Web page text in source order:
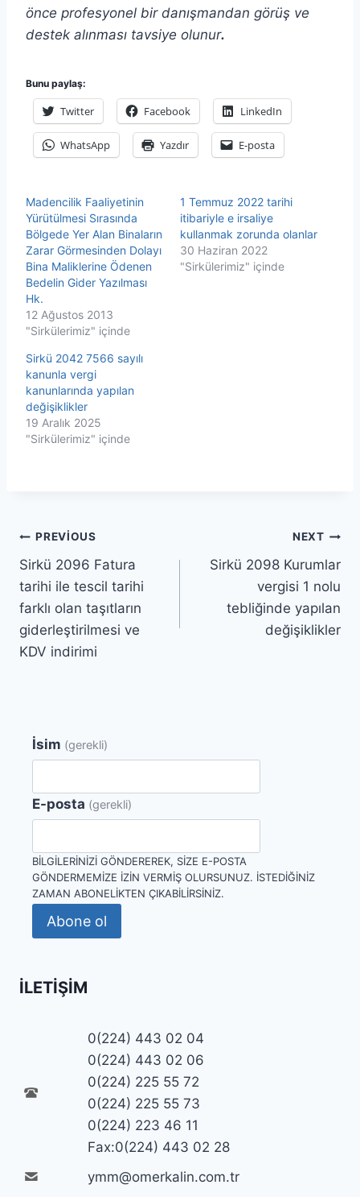
önce profesyonel bir danışmandan görüş ve
destek alınması tavsiye olunur.
Bunu paylaş:
Twitter Facebook LinkedIn
WhatsApp Yazdır E-posta
Madencilik Faaliyetinin
Yürütülmesi Sırasında
Bölgede Yer Alan Binaların
Zarar Görmesinden Dolayı
Bina Maliklerine Ödenen
Bedelin Gider Yazılması
Hk.
12 Ağustos 2013
"Sirkülerimiz" içinde
1 Temmuz 2022 tarihi
itibariyle e irsaliye
kullanmak zorunda olanlar
30 Haziran 2022
"Sirkülerimiz" içinde
Sirkü 2042 7566 sayılı
kanunla vergi
kanunlarında yapılan
değişiklikler
19 Aralık 2025
"Sirkülerimiz" içinde
Yazı
gezinmesi
PREVIOUS
Sirkü 2096 Fatura
tarihi ile tescil tarihi
farklı olan taşıtların
giderleştirilmesi ve
KDV indirimi
NEXT
Sirkü 2098 Kurumlar
vergisi 1 nolu
tebliğinde yapılan
değişiklikler
İsim (gerekli)
E-posta (gerekli)
BILGILERINIZI GÖNDEREREK, SIZE E-POSTA
GÖNDERMEMIZE IZIN VERMIŞ OLURSUNUZ. İSTEDIĞINIZ
ZAMAN ABONELIKTEN ÇIKABILIRSINIZ.
Abone ol
İLETIŞIM
0(224) 443 02 04
0(224) 443 02 06
0(224) 225 55 72
0(224) 225 55 73
0(224) 223 46 11
Fax:0(224) 443 02 28
ymm@omerkalin.com.tr